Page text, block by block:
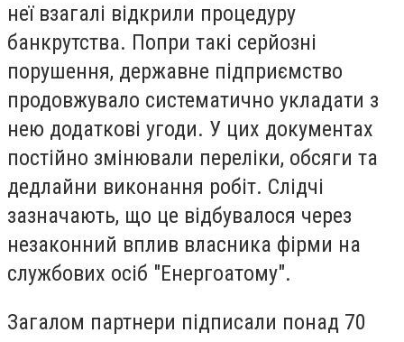
неї взагалі відкрили процедуру
банкрутства. Попри такі серйозні
порушення, державне підприємство
продовжувало систематично укладати з
нею додаткові угоди. У цих документах
постійно змінювали переліки, обсяги та
дедлайни виконання робіт. Слідчі
зазначають, що це відбувалося через
незаконний вплив власника фірми на
службових осіб "Енергоатому".
Загалом партнери підписали понад 70